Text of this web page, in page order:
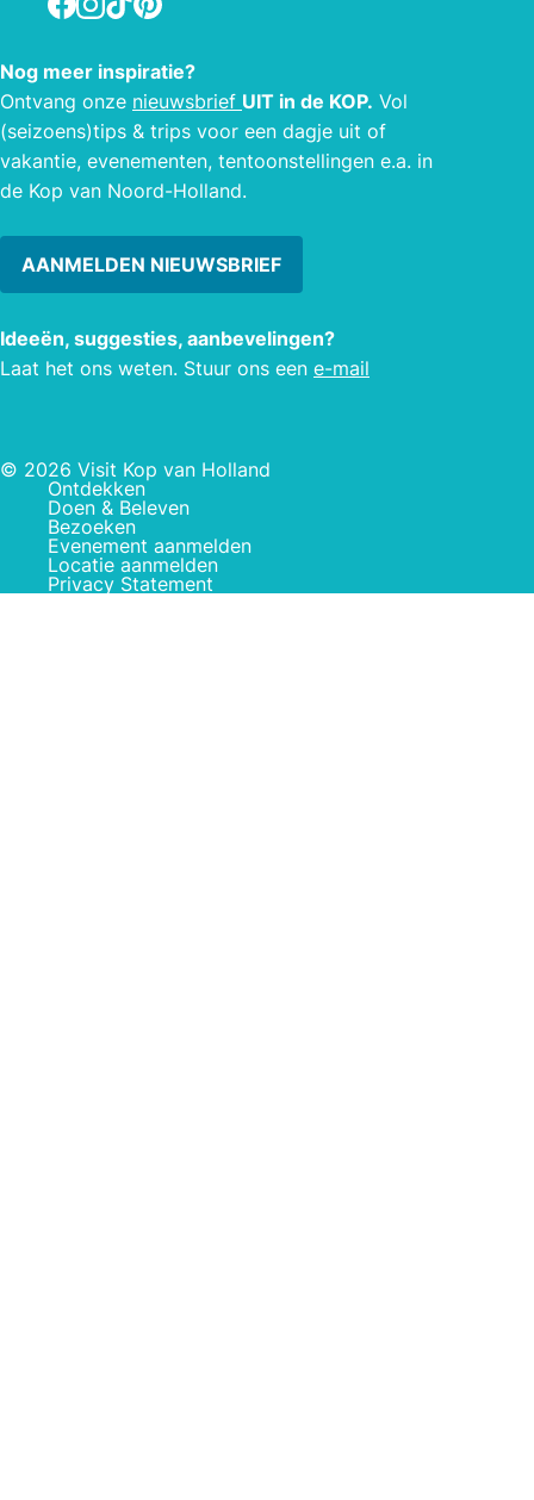
schilderachtige boerenland, geniet van
en ervaar de dynamiek van de
Waddenzee.
Nog meer inspiratie?
Ontvang onze nieuwsbrief UIT in de KOP. Vol
(seizoens)tips & trips voor een dagje uit of
vakantie, evenementen, tentoonstellingen e.a. in
de Kop van Noord-Holland.
AANMELDEN NIEUWSBRIEF
Ideeën, suggesties, aanbevelingen?
Laat het ons weten. Stuur ons een e-mail
© 2026 Visit Kop van Holland
Ontdekken
Doen & Beleven
Bezoeken
Evenement aanmelden
Locatie aanmelden
Privacy Statement